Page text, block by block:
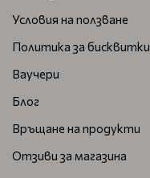
Условия на ползване
Политика за бисквитки
Ваучери
Блог
Връщане на продукти
Отзиви за магазина